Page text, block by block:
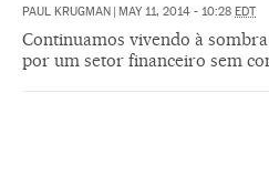
PAUL KRUGMAN | MAY 11, 2014 - 10:28 EDT
Continuamos vivendo à
por um setor financeiro sem